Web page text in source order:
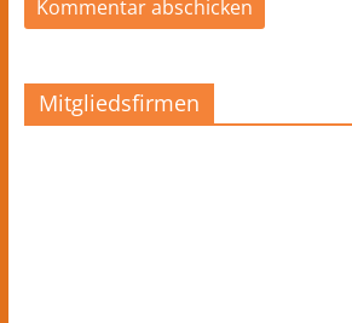
Mitgliedsfirmen